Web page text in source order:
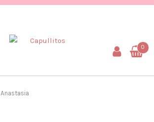
0
Anastasia